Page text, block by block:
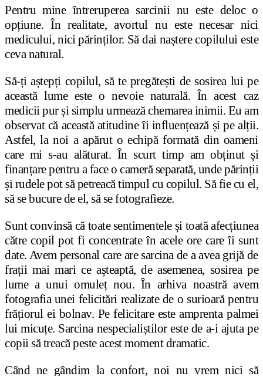
Pentru mine întreruperea sarcinii nu este deloc o
opțiune. În realitate, avortul nu este necesar nici
medicului, nici părinților. Să dai naștere copilului este
ceva natural.
Să-ți aștepți copilul, să te pregătești de sosirea lui pe
această lume este o nevoie naturală. În acest caz
medicii purși simplu urmează chemarea inimii. Eu am
observat că această atitudine îi influențează și pe alții.
Astfel, la noi a apărut o echipă formată din oameni
care mi s-au alăturat. În scurt timp am obținut și
finanțare pentru a face o cameră separată, unde părinții
și rudele pot să petreacă timpul cu copilul. Să fie cu el,
să se bucure de el, să se fotografieze.
Sunt convinsă că toate sentimentele și toată afecțiunea
către copil pot fi concentrate în acele ore care îi sunt
date. Avem personal care are sarcina de a avea grijă de
frații mai mari ce așteaptă, de asemenea, sosirea pe
lume a unui omulețnou. În arhiva noastră avem
fotografia unei felicitări realizate de o surioară pentru
frățiorul ei bolnav. Pe felicitare este amprenta palmei
lui micuțe. Sarcina nespecialiștilor este de a-i ajuta pe
copii să treacă peste acest moment dramatic.
Când ne gândim la confort, noi nu vrem nici să